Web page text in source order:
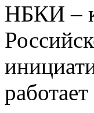
НБКИ –